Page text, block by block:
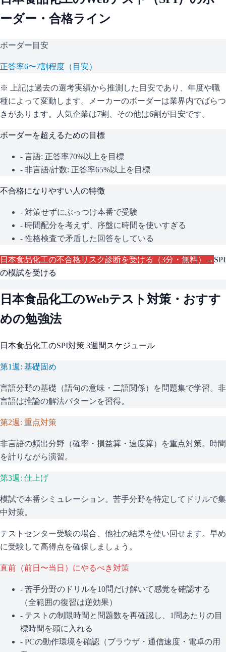
ーダー・合格ライン
ボーダー目安
正答率6〜7割程度（目安）
※ 上記は過去の選考実績から推測した目安であり、年度や職
種によって変動します。
メーカーのボーダーは業界内でばらつ
きがあります。人気企業は7割、その他は6割が目安です。
ボーダーを超えるための目標
- 言語: 正答率70%以上を目標
- 非言語/計数: 正答率65%以上を目標
不合格になりやすい人の特徴
- 対策せずにぶっつけ本番で受験
- 時間配分を考えず、序盤に時間を使いすぎる
- 性格検査で矛盾した回答をしている
日本食品化工の不合格リスク診断を受ける（3分・無料）→ SPI
の模試を受ける
日本食品化工のWebテスト対策・おすす
めの勉強法
日本食品化工のSPI対策 3週間スケジュール
第1週: 基礎固め
言語分野の基礎（語句の意味・二語関係）を問題集で学習。非
言語は推論の解法パターンを習得。
第2週: 重点対策
非言語の頻出分野（確率・損益算・速度算）を重点対策。時間
を計りながら演習。
第3週: 仕上げ
模試で本番シミュレーション。苦手分野を特定してドリルで集
中対策。
テストセンター受験の場合、他社の結果を使い回せます。早め
に受験して高得点を確保しましょう。
直前（前日〜当日）にやるべき対策
- 苦手分野のドリルを10問だけ解いて感覚を確認する
（全範囲の復習は逆効果）
- テストの制限時間と問題数を再確認し、1問あたりの目
標時間を頭に入れる
- PCの動作環境を確認（ブラウザ・通信速度・電卓の用